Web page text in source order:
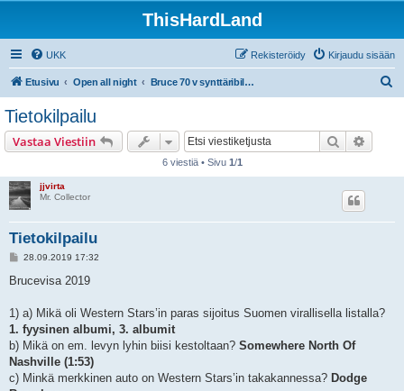
ThisHardLand
UKK Kirjaudu sisään
Rekisteröidy
Etusivu Open all night Bruce 70 v synttäribileet pe 27.9.2019 On The Rocks, Helsinki
Tietokilpailu
Vastaa Viestiin Etsi
6 viestiä • Sivu 1/1
jjvirta
Mr. Collector
Tietokilpailu
V
e
28.09.2019 17:32
Brucevisa 2019
1) a) Mikä oli Western Stars’in paras sijoitus Suomen virallisella listalla?
1. fyysinen albumi, 3. albumit
b) Mikä on em. levyn lyhin biisi kestoltaan? Somewhere North Of
Nashville (1:53)
c) Minkä merkkinen auto on Western Stars’in takakannessa? Dodge